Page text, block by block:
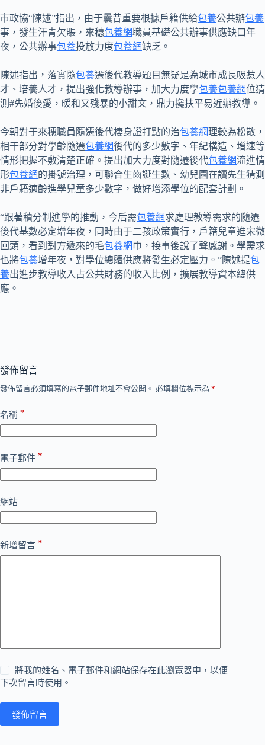
市政協“陳述”指出，由于曩昔重要根據戶籍供給包養公共辦包養
事，發生汗青欠賬，來穗包養網職員基礎公共辦事供應缺口年
夜，公共辦事包養投放力度包養網缺乏。
陳述指出，落實隨包養遷後代教導題目無疑是為城市成長吸惹人
才、培養人才，提出強化教導辦事，加大力度學包養包養網位猜
測#先婚後愛，暖和又殘暴的小甜文，鼎力攙扶平易近辦教導。
今朝對于來穗職員隨遷後代棲身證打點的治包養網理較為松散，
相干部分對學齡隨遷包養網後代的多少數字、年紀構造、增速等
情形把握不敷清楚正確。提出加大力度對隨遷後代包養網流進情
形包養網的掛號治理，可聯合生齒誕生數、幼兒園在讀先生猜測
非戶籍適齡進學兒童多少數字，做好增添學位的配套計劃。
“跟著積分制進學的推動，今后需包養網求處理教導需求的隨遷
後代基數必定增年夜，同時由于二孩政策實行，戶籍兒童進宋微
回頭，看到對方遞來的毛包養網 巾，接事後說了聲感謝。學需求
也將包養增年夜，對學位總體供應將發生必定壓力。”陳述提包
養出進步教導收入占公共財務的收入比例，擴展教導資本總供
應。
發佈留言
發佈留言必須填寫的電子郵件地址不會公開。 必填欄位標示為 *
名稱 *
電子郵件 *
網站
新增留言 *
將我的姓名、電子郵件和網站保存在此瀏覽器中，以便
下次留言時使用。
發佈留言